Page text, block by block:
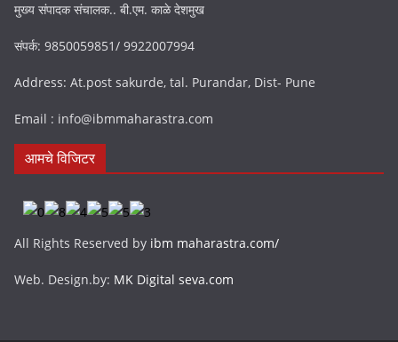
मुख्य संपादक संचालक.. बी.एम. काळे देशमुख
संपर्क: 9850059851/ 9922007994
Address: At.post sakurde, tal. Purandar, Dist- Pune
Email : info@ibmmaharastra.com
आमचे विजिटर
All Rights Reserved by ibm maharastra.com/
Web. Design.by: MK Digital seva.com